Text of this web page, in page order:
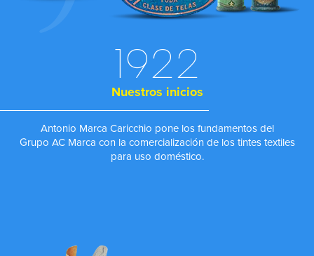
1922
Nuestros inicios
Antonio Marca Caricchio pone los fundamentos del
Grupo AC Marca con la comercialización de los tintes textiles
para uso doméstico.